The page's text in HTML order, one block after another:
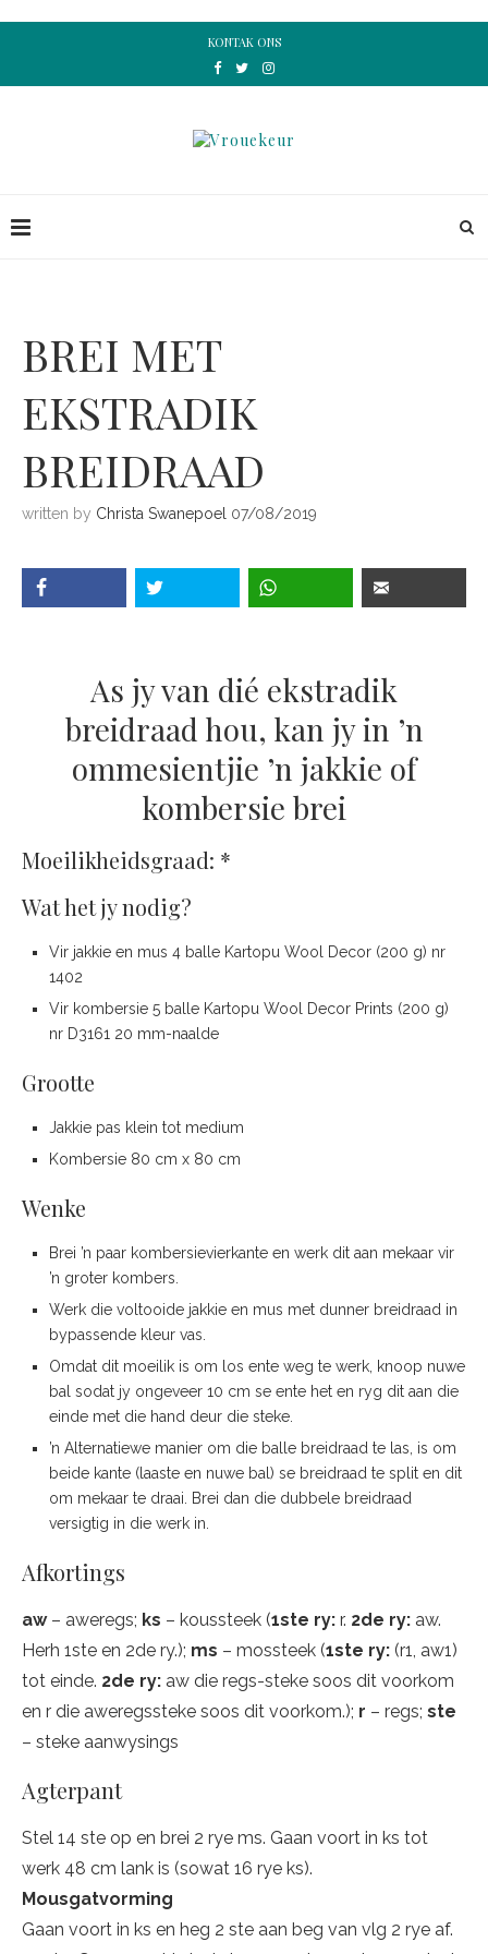
KONTAK ONS
BREI MET
EKSTRADIK
BREIDRAAD
written by Christa Swanepoel 07/08/2019
As jy van dié ekstradik
breidraad hou, kan jy in ’n
ommesientjie ’n jakkie of
kombersie brei
Moeilikheidsgraad: *
Wat het jy nodig?
Vir jakkie en mus 4 balle Kartopu Wool Decor (200 g) nr
1402
Vir kombersie 5 balle Kartopu Wool Decor Prints (200 g)
nr D3161 20 mm-naalde
Grootte
Jakkie pas klein tot medium
Kombersie 80 cm x 80 cm
Wenke
Brei ’n paar kombersievierkante en werk dit aan mekaar vir
’n groter kombers.
Werk die voltooide jakkie en mus met dunner breidraad in
bypassende kleur vas.
Omdat dit moeilik is om los ente weg te werk, knoop nuwe
bal sodat jy ongeveer 10 cm se ente het en ryg dit aan die
einde met die hand deur die steke.
’n Alternatiewe manier om die balle breidraad te las, is om
beide kante (laaste en nuwe bal) se breidraad te split en dit
om mekaar te draai. Brei dan die dubbele breidraad
versigtig in die werk in.
Afkortings
aw – aweregs; ks – koussteek (1ste ry: r. 2de ry: aw.
Herh 1ste en 2de ry.); ms – mossteek (1ste ry: (r1, aw1)
tot einde. 2de ry: aw die regs-steke soos dit voorkom
en r die aweregssteke soos dit voorkom.); r – regs; ste
– steke aanwysings
Agterpant
Stel 14 ste op en brei 2 rye ms. Gaan voort in ks tot
werk 48 cm lank is (sowat 16 rye ks).
Mousgatvorming
Gaan voort in ks en heg 2 ste aan beg van vlg 2 rye af.